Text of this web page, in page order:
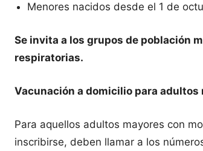
Menores nacidos desde el 1 de
Se invita a los grupos de población
respiratorias.
Vacunación a domicilio para adultos
Para aquellos adultos mayores con
inscribirse, deben llamar a los